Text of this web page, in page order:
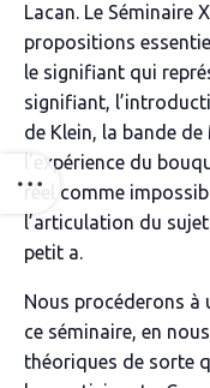
Lacan. Le Séminaire
propositions
le signifiant qui
signifiant,
de Klein, la bande
l’expérience du
réel comme
l’articulation du
petit a.
Nous procéderons à
ce séminaire, en
théoriques de sorte